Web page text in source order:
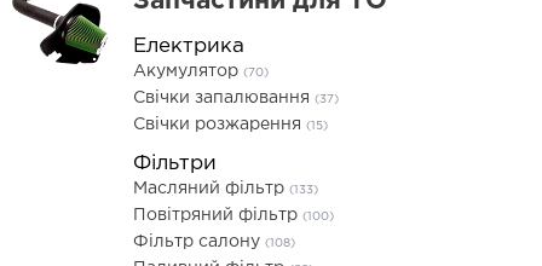
Електрика
Акумулятор (70)
Свічки запалювання (37)
Свічки розжарення (15)
Фільтри
Масляний фільтр (133)
Повітряний фільтр (100)
Фільтр салону (108)